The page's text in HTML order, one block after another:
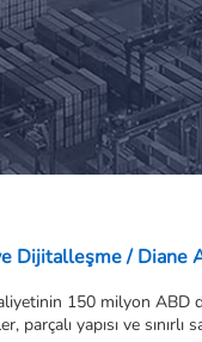
Dijitalleşme / Diane
150 milyon
yapısı ve sınırlı